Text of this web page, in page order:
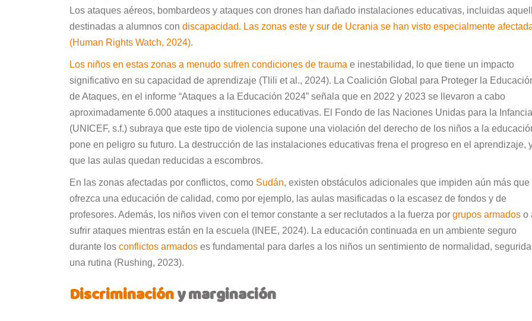
Los ataques aéreos, bombardeos y ataques con drones han dañado instalaciones educativas, incluidas
destinadas a alumnos con discapacidad. Las zonas este y sur de Ucrania se han visto especialmente
(Human Rights Watch, 2024).
Los niños en estas zonas a menudo sufren condiciones de trauma e inestabilidad, lo que tiene un impacto
significativo en su capacidad de aprendizaje (Tlili et al., 2024). La Coalición Global para Proteger la
de Ataques, en el informe “Ataques a la Educación 2024” señala que en 2022 y 2023 se llevaron a cabo
aproximadamente 6.000 ataques a instituciones educativas. El Fondo de las Naciones Unidas para la Infancia
(UNICEF, s.f.) subraya que este tipo de violencia supone una violación del derecho de los niños a la
pone en peligro su futuro. La destrucción de las instalaciones educativas frena el progreso en el aprendizaje,
que las aulas quedan reducidas a escombros.
En las zonas afectadas por conflictos, como Sudán, existen obstáculos adicionales que impiden aún más que
ofrezca una educación de calidad, como por ejemplo, las aulas masificadas o la escasez de fondos y de
profesores. Además, los niños viven con el temor constante a ser reclutados a la fuerza por grupos armados o
sufrir ataques mientras están en la escuela (INEE, 2024). La educación continuada en un ambiente seguro
durante los conflictos armados es fundamental para darles a los niños un sentimiento de normalidad,
una rutina (Rushing, 2023).
Discriminacióny marginación